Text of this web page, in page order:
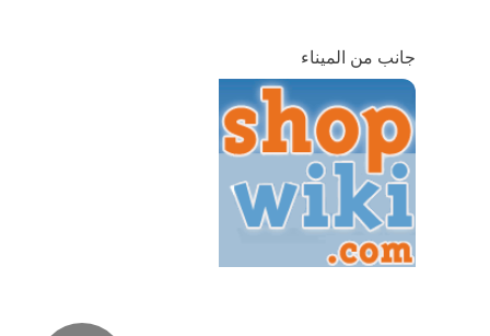
جانب من الميناء